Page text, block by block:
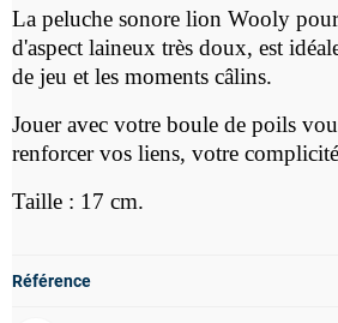
La peluche sonore lion Wooly
d'aspect laineux très doux, est
de jeu et les moments câlins.
Jouer avec votre boule de poils
renforcer vos liens, votre
Taille : 17 cm.
Référence